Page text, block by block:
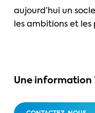
aujourd’hui un
les ambitions et les
Une information